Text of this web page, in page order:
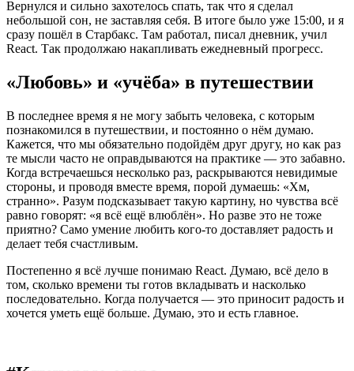
Вернулся и сильно захотелось спать, так что я сделал
небольшой сон, не заставляя себя. В итоге было уже 15:00, и я
сразу пошёл в Старбакс. Там работал, писал дневник, учил
React. Так продолжаю накапливать ежедневный прогресс.
«Любовь» и «учёба» в путешествии
В последнее время я не могу забыть человека, с которым
познакомился в путешествии, и постоянно о нём думаю.
Кажется, что мы обязательно подойдём друг другу, но как раз
те мысли часто не оправдываются на практике — это забавно.
Когда встречаешься несколько раз, раскрываются невидимые
стороны, и проводя вместе время, порой думаешь: «Хм,
странно». Разум подсказывает такую картину, но чувства всё
равно говорят: «я всё ещё влюблён». Но разве это не тоже
приятно? Само умение любить кого‑то доставляет радость и
делает тебя счастливым.
Постепенно я всё лучше понимаю React. Думаю, всё дело в
том, сколько времени ты готов вкладывать и насколько
последовательно. Когда получается — это приносит радость и
хочется уметь ещё больше. Думаю, это и есть главное.